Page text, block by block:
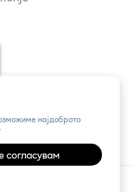
најдоброто
согласувам